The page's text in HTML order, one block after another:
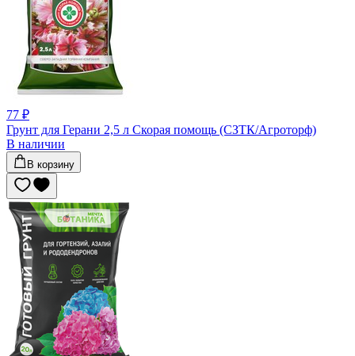
77 ₽
Грунт для Герани 2,5 л Скорая помощь (СЗТК/Агроторф)
В наличии
В корзину